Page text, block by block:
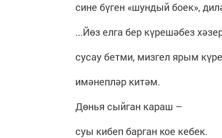
сине бүген «шундый боек»,
...Йөз елга бер күрешәбез
сусау бетми, мизгел ярым
имәнепләр китәм.
Дөнья сыйган караш –
суы кибеп барган кое кебек.